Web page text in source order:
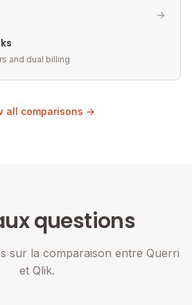
and dual billing
all comparisons →
questions
sur la comparaison entre Querri
et Qlik.